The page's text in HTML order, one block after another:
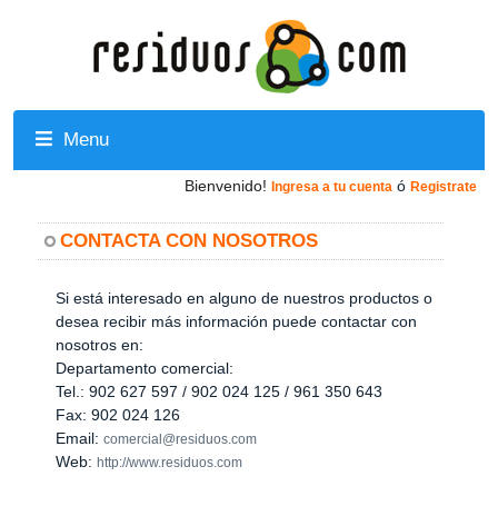
Menu
Bienvenido! Ingresa a tu cuenta ó Registrate
CONTACTA CON NOSOTROS
Si está interesado en alguno de nuestros productos o
desea recibir más información puede contactar con
nosotros en:
Departamento comercial:
Tel.: 902 627 597 / 902 024 125 / 961 350 643
Fax: 902 024 126
Email: comercial@residuos.com
Web: http://www.residuos.com